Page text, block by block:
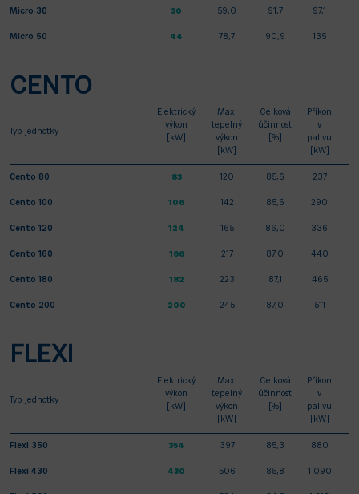
Micro 30 30 59,0 91,7 97,1
Micro 50 44 78,7 90,9 135
CENTO
Typ jednotky
Elektrický
výkon
[kW]
Max.
tepelný
výkon
[kW]
Celková
účinnost
[%]
Příkon
v
palivu
[kW]
Cento 80 83 120 85,6 237
Cento 100 106 142 85,6 290
Cento 120 124 165 86,0 336
Cento 160 166 217 87,0 440
Cento 180 182 223 87,1 465
Cento 200 200 245 87,0 511
FLEXI
Typ jednotky
Elektrický
výkon
[kW]
Max.
tepelný
výkon
[kW]
Celková
účinnost
[%]
Příkon
v
palivu
[kW]
Flexi 350 354 397 85,3 880
Flexi 430 430 506 85,8 1 090